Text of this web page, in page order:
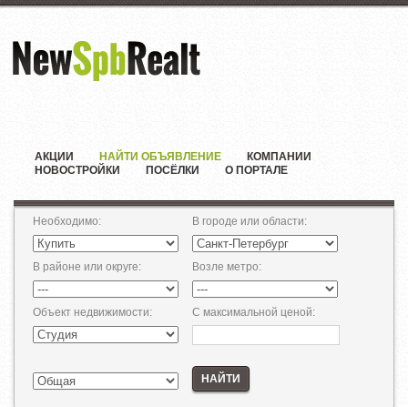
АКЦИИ НАЙТИ ОБЪЯВЛЕНИЕ
КОМПАНИИ
НОВОСТРОЙКИ
ПОСЁЛКИ О ПОРТАЛЕ
Необходимо: В городе или области:
В районе или округе: Возле метро:
Объект недвижимости: С максимальной ценой:
НАЙТИ